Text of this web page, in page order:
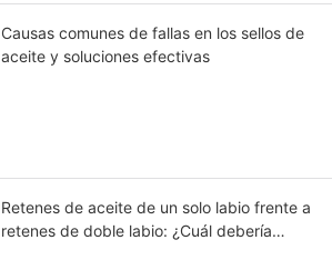
Causas comunes de fallas en los sellos de
aceite y soluciones efectivas
Retenes de aceite de un solo labio frente a
retenes de doble labio: ¿Cuál debería